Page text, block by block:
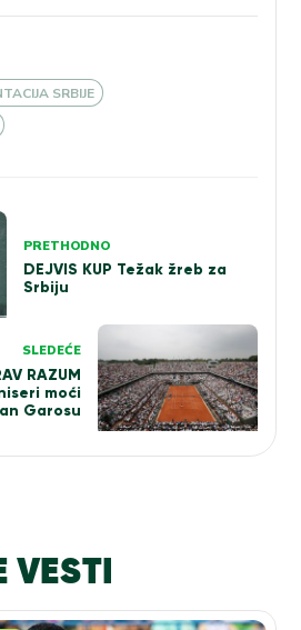
SRBIJE
PRETHODNO
DEJVIS KUP Težak žreb za
Srbiju
SLEDEĆE
RAZUM
moći
Garosu
VESTI